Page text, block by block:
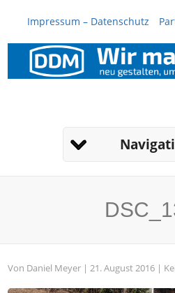
Impressum – Datenschutz
Von Daniel Meyer | 21. August 2016 |